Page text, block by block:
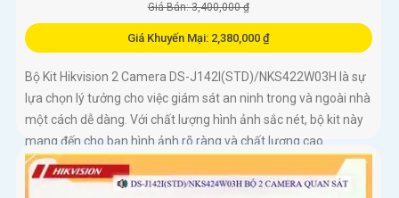
Giá Bán: 3,400,000 ₫
Giá Khuyến Mại: 2,380,000 ₫
Bộ Kit Hikvision 2 Camera DS-J142I(STD)/NKS422W03H là sự
lựa chọn lý tưởng cho việc giám sát an ninh trong và ngoài nhà
một cách dễ dàng. Với chất lượng hình ảnh sắc nét, bộ kit này
mang đến cho bạn hình ảnh rõ ràng và chất lượng cao